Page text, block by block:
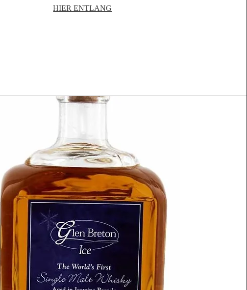
HIER ENTLANG